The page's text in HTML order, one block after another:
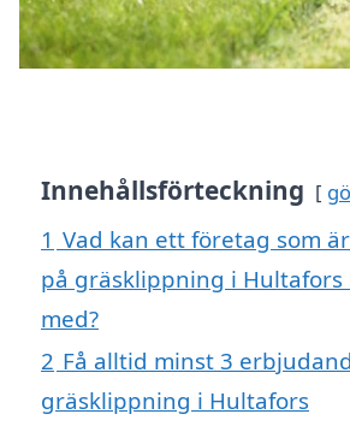
Innehållsförteckning
1 Vad kan ett företag som
på gräsklippning i
med?
2 Få alltid minst 3
gräsklippning i Hultafors